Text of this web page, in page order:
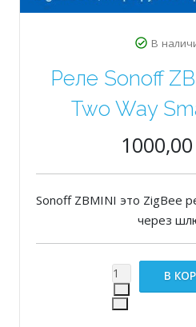
В
Реле Sonoff
Two Way
Sonoff ZBMINI это ZigBee
через